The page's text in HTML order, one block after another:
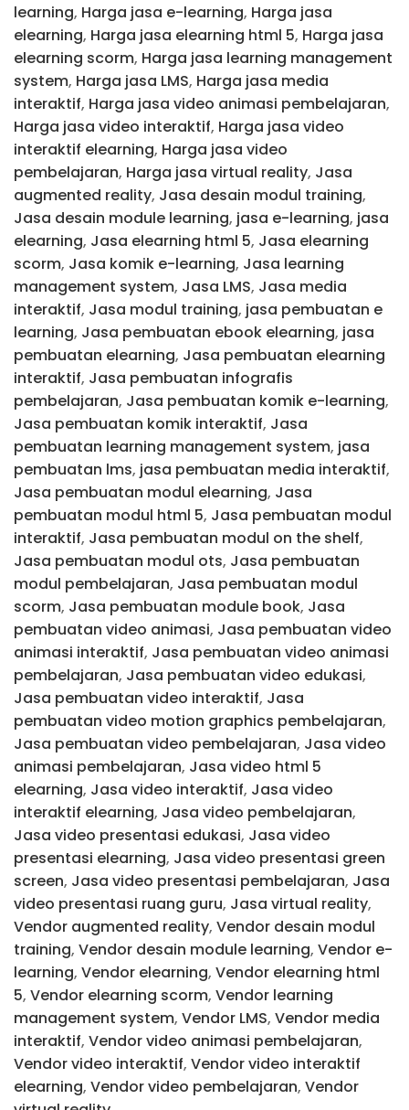
learning, Harga jasa e-learning, Harga jasa
elearning, Harga jasa elearning html 5, Harga jasa
elearning scorm, Harga jasa learning management
system, Harga jasa LMS, Harga jasa media
interaktif, Harga jasa video animasi pembelajaran,
Harga jasa video interaktif, Harga jasa video
interaktif elearning, Harga jasa video
pembelajaran, Harga jasa virtual reality, Jasa
augmented reality, Jasa desain modul training,
Jasa desain module learning, jasa e-learning, jasa
elearning, Jasa elearning html 5, Jasa elearning
scorm, Jasa komik e-learning, Jasa learning
management system, Jasa LMS, Jasa media
interaktif, Jasa modul training, jasa pembuatan e
learning, Jasa pembuatan ebook elearning, jasa
pembuatan elearning, Jasa pembuatan elearning
interaktif, Jasa pembuatan infografis
pembelajaran, Jasa pembuatan komik e-learning,
Jasa pembuatan komik interaktif, Jasa
pembuatan learning management system, jasa
pembuatan lms, jasa pembuatan media interaktif,
Jasa pembuatan modul elearning, Jasa
pembuatan modul html 5, Jasa pembuatan modul
interaktif, Jasa pembuatan modul on the shelf,
Jasa pembuatan modul ots, Jasa pembuatan
modul pembelajaran, Jasa pembuatan modul
scorm, Jasa pembuatan module book, Jasa
pembuatan video animasi, Jasa pembuatan video
animasi interaktif, Jasa pembuatan video animasi
pembelajaran, Jasa pembuatan video edukasi,
Jasa pembuatan video interaktif, Jasa
pembuatan video motion graphics pembelajaran,
Jasa pembuatan video pembelajaran, Jasa video
animasi pembelajaran, Jasa video html 5
elearning, Jasa video interaktif, Jasa video
interaktif elearning, Jasa video pembelajaran,
Jasa video presentasi edukasi, Jasa video
presentasi elearning, Jasa video presentasi green
screen, Jasa video presentasi pembelajaran, Jasa
video presentasi ruang guru, Jasa virtual reality,
Vendor augmented reality, Vendor desain modul
training, Vendor desain module learning, Vendor e-
learning, Vendor elearning, Vendor elearning html
5, Vendor elearning scorm, Vendor learning
management system, Vendor LMS, Vendor media
interaktif, Vendor video animasi pembelajaran,
Vendor video interaktif, Vendor video interaktif
elearning, Vendor video pembelajaran, Vendor